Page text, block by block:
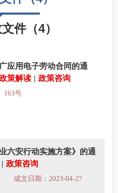
件（4）
应用电子劳动合同的通
策解读 | 政策咨询
163号
六安行动实施方案》的通
| 政策咨询
成文日期：2023-04-27